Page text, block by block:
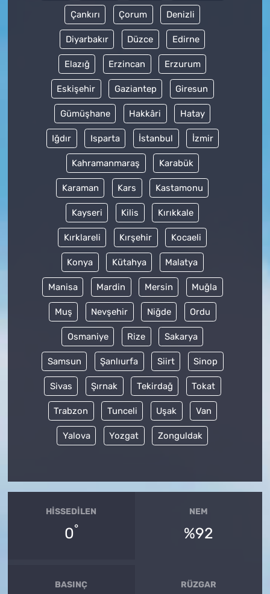
Çankırı Çorum Denizli
Diyarbakır Düzce Edirne
Elazığ Erzincan Erzurum
Eskişehir Gaziantep Giresun
Gümüşhane Hakkâri Hatay
Iğdır Isparta İstanbul İzmir
Kahramanmaraş Karabük
Karaman Kars Kastamonu
Kayseri Kilis Kırıkkale
Kırklareli Kırşehir Kocaeli
Konya Kütahya Malatya
Manisa Mardin Mersin Muğla
Muş Nevşehir Niğde Ordu
Osmaniye Rize Sakarya
Samsun Şanlıurfa Siirt Sinop
Sivas Şırnak Tekirdağ Tokat
Trabzon Tunceli Uşak Van
Yalova Yozgat Zonguldak
HISSEDILEN
0°
NEM
%92
BASINÇ RÜZGAR